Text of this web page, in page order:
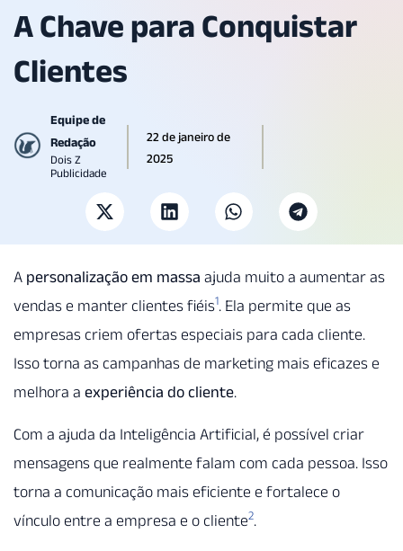
A Chave para Conquistar
Clientes
Equipe de
Redação
Dois Z
Publicidade
22 de janeiro de
2025
A personalização em massa ajuda muito a aumentar as
vendas e manter clientes fiéis1. Ela permite que as
empresas criem ofertas especiais para cada cliente.
Isso torna as campanhas de marketing mais eficazes e
melhora a experiência do cliente.
Com a ajuda da Inteligência Artificial, é possível criar
mensagens que realmente falam com cada pessoa. Isso
torna a comunicação mais eficiente e fortalece o
vínculo entre a empresa e o cliente2.